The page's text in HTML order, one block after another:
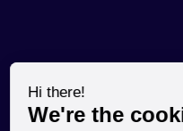
Hi there!
We're the